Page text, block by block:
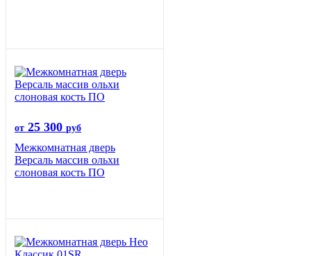
от 25 300 руб
Межкомнатная дверь
Версаль массив ольхи
слоновая кость ПО